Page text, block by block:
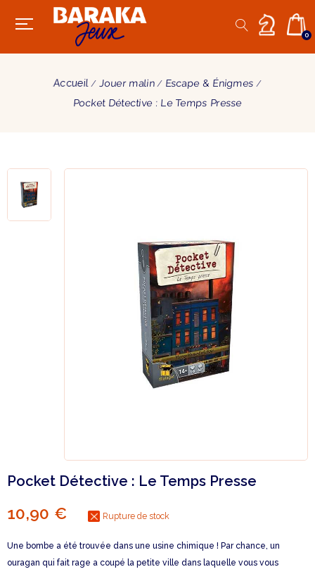
0
Accueil Jouer malin
Escape & Énigmes
Pocket Détective : Le Temps Presse
Pocket Détective : Le Temps Presse
10,90 € Rupture de stock
Une bombe a été trouvée dans une usine chimique ! Par chance, un
ouragan qui fait rage a coupé la petite ville dans laquelle vous vous